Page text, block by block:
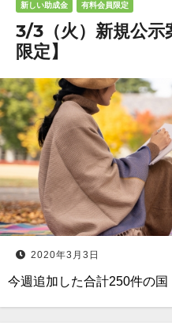
新しい助成金 有料会員限定
3/3（火）新規公示
限定】
2020年3月3日
今週追加した合計250件の国